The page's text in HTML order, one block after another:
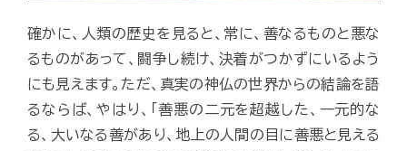
確かに、人類の歴史を見ると、常に、善なるものと悪な
るものがあって、闘争し続け、決着がつかずにいるよう
にも見えます。ただ、真実の神仏の世界からの結論を語
るならば、やはり、「善悪の二元を超越した、一元的な
る、大いなる善があり、地上の人間の目に善悪と見える